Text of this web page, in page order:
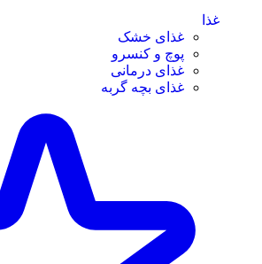
غذا
غذای خشک
پوچ و کنسرو
غذای درمانی
غذای بچه گربه